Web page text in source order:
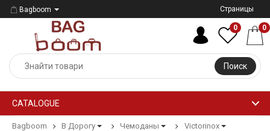
Bagboom Страницы
Поиск
0 0
CATALOGUE
Bagboom В Дорогу Чемоданы Victorinox